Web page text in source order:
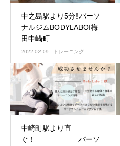
中之島駅より5分‼パーソ
ナルジムBODYLABOI梅
田中崎町
2022.02.09 トレーニング
中崎町駅より直
ぐ！ パーソ